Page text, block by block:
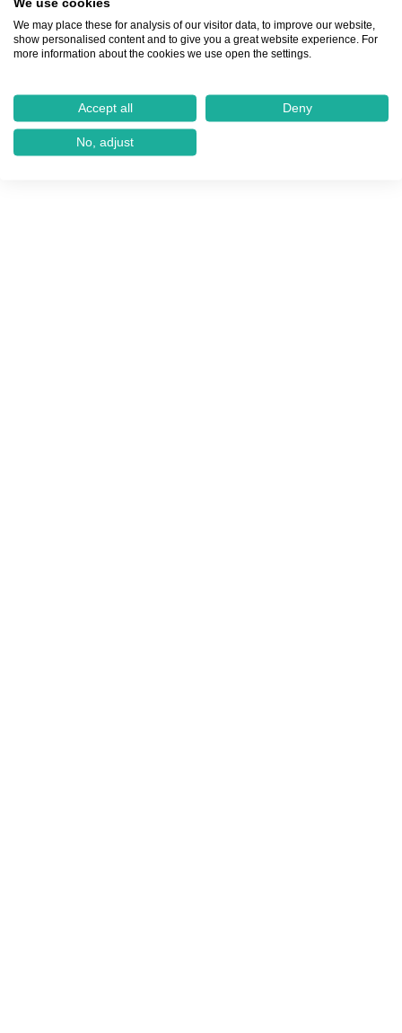
We use cookies
We may place these for analysis of our visitor data, to improve our website,
show personalised content and to give you a great website experience. For
more information about the cookies we use open the settings.
Accept all Deny
No, adjust